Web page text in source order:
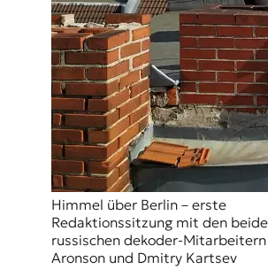
Himmel über Berlin – erste
Redaktionssitzung mit den
russischen dekoder-Mitarbeitern
Aronson und Dmitry Kartsev